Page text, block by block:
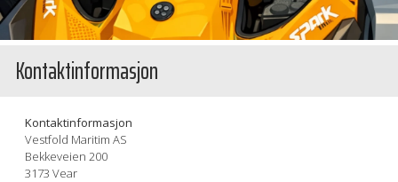
Kontaktinformasjon
Kontaktinformasjon
Vestfold Maritim AS
Bekkeveien 200
3173 Vear